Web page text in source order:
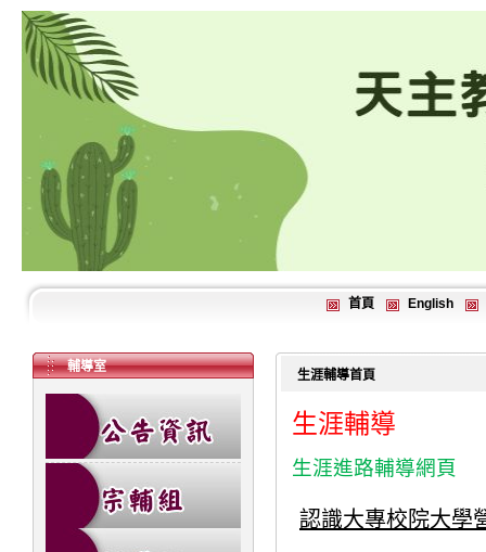
首頁 English
輔導室
生涯輔導首頁
生涯輔導
生涯進路輔導網頁
認識大專校院大學